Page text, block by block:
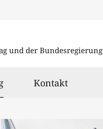
und der Bundesregierung
ausgewählt
Kontakt